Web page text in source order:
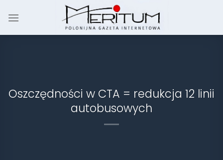
Oszczędności w CTA = redukcja 12 linii
autobusowych